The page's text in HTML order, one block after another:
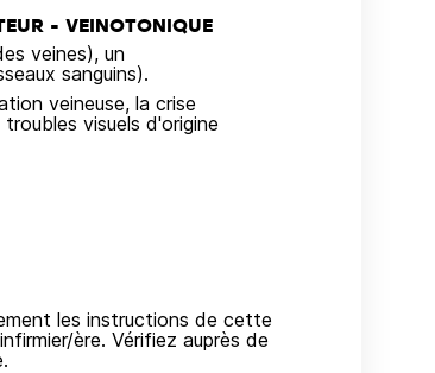
- VEINOTONIQUE
veines), un
sanguins).
veineuse, la crise
visuels d'origine
les instructions de cette
ère. Vérifiez auprès de